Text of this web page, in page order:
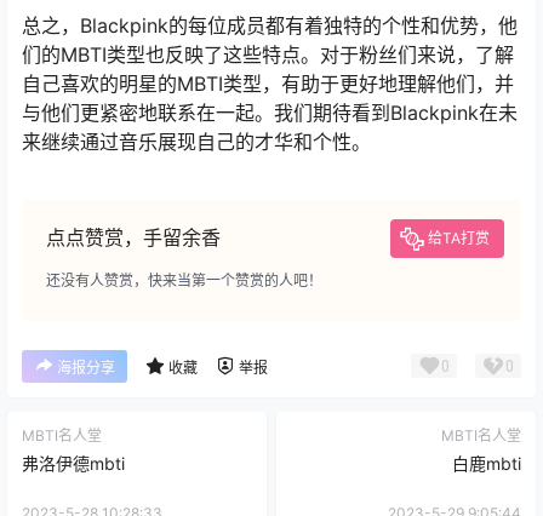
总之，Blackpink的每位成员都有着独特的个性和优势，他
们的MBTI类型也反映了这些特点。对于粉丝们来说，了解
自己喜欢的明星的MBTI类型，有助于更好地理解他们，并
与他们更紧密地联系在一起。我们期待看到Blackpink在未
来继续通过音乐展现自己的才华和个性。
点点赞赏，手留余香 给TA打赏
还没有人赞赏，快来当第一个赞赏的人吧！
海报分享 收藏 举报 0 0
MBTI名人堂
弗洛伊德mbti
MBTI名人堂
白鹿mbti